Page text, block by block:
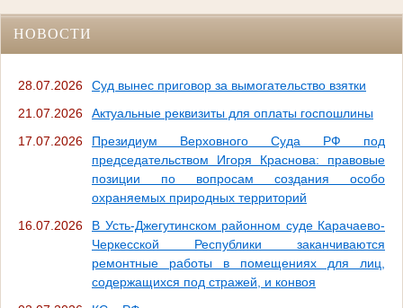
НОВОСТИ
28.07.2026
Суд вынес приговор за вымогательство взятки
21.07.2026
Актуальные реквизиты для оплаты госпошлины
17.07.2026
Президиум Верховного Суда РФ под
председательством Игоря Краснова: правовые
позиции по вопросам создания особо
охраняемых природных территорий
16.07.2026
В Усть-Джегутинском районном суде Карачаево-
Черкесской Республики заканчиваются
ремонтные работы в помещениях для лиц,
содержащихся под стражей, и конвоя